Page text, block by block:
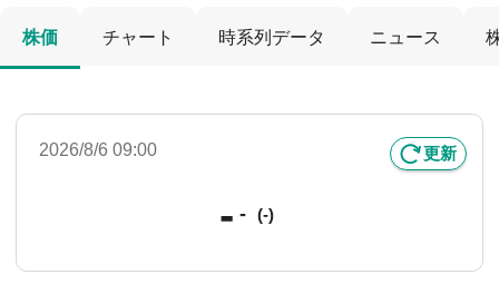
株価 チャート 時系列データ ニュース
2026/8/6 09:00 更新
- - (-)